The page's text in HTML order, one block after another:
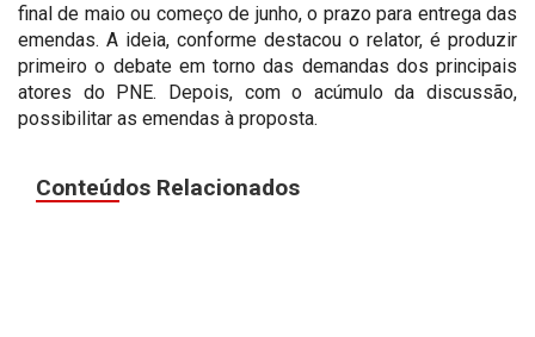
final de maio ou começo de junho, o prazo para entrega das
emendas. A ideia, conforme destacou o relator, é produzir
primeiro o debate em torno das demandas dos principais
atores do PNE. Depois, com o acúmulo da discussão,
possibilitar as emendas à proposta.
Conteúdos Relacionados